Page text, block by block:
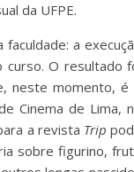
da UFPE.
a
curso. O resultado
neste momento, é
Cinema de Lima,
a revista Trip
sobre figurino,